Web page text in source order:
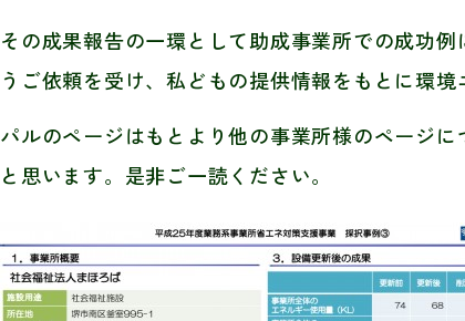
その成果報告の一環として助成事業所での成功
うご依頼を受け、私どもの提供情報をもとに環
パルのページはもとより他の事業所様のページ
と思います。是非ご一読ください。